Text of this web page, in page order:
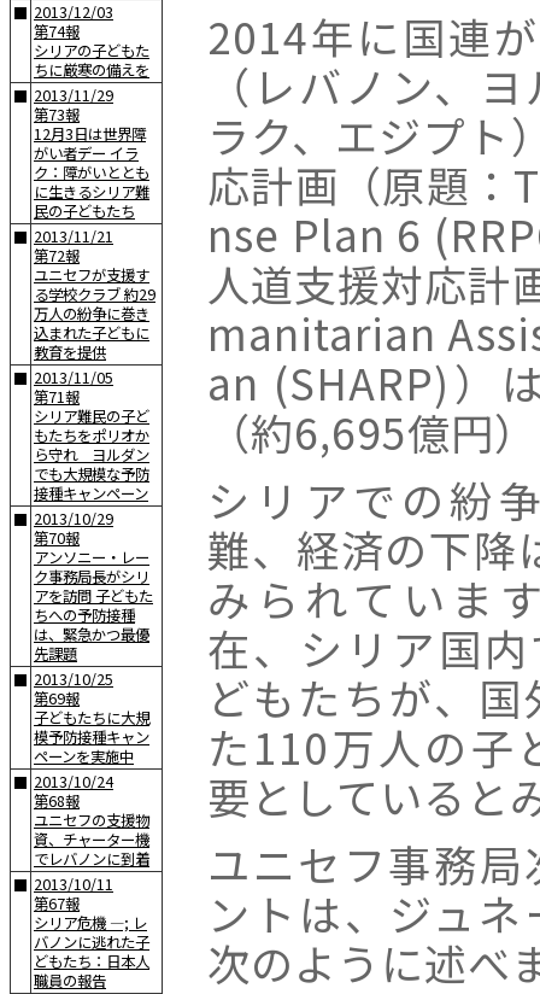
■ 2013/12/03
第74報
シリアの子どもた
ちに厳寒の備えを
■ 2013/11/29
第73報
12月3日は世界障
がい者デー イラ
ク：障がいととも
に生きるシリア難
民の子どもたち
■ 2013/11/21
第72報
ユニセフが支援す
る学校クラブ 約29
万人の紛争に巻き
込まれた子どもに
教育を提供
■ 2013/11/05
第71報
シリア難民の子ど
もたちをポリオか
ら守れ ヨルダン
でも大規模な予防
接種キャンペーン
■ 2013/10/29
第70報
アンソニー・レー
ク事務局長がシリ
アを訪問 子どもた
ちへの予防接種
は、緊急かつ最優
先課題
■ 2013/10/25
第69報
子どもたちに大規
模予防接種キャン
ペーンを実施中
■ 2013/10/24
第68報
ユニセフの支援物
資、チャーター機
でレバノンに到着
■ 2013/10/11
第67報
シリア危機 —; レ
バノンに逃れた子
どもたち：日本人
職員の報告
2014年に国連
（レバノン、
ラク、エジプト
応計画（原題
nse Plan 6
人道支援対応計
manitarian
an (SHARP)）
（約6,695億円
シリアでの紛
難、経済の下降
みられていま
在、シリア国
どもたちが、
た110万人の子
要としていると
ユニセフ事務
ントは、ジュ
次のように述べ